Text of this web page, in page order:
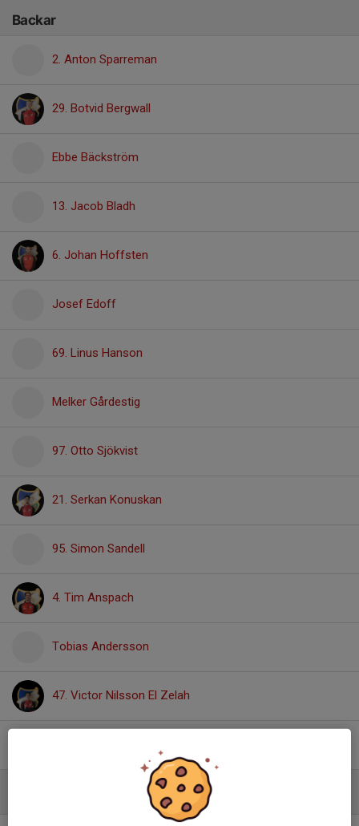
Backar
2. Anton Sparreman
29. Botvid Bergwall
Ebbe Bäckström
13. Jacob Bladh
6. Johan Hoffsten
Josef Edoff
69. Linus Hanson
Melker Gårdestig
97. Otto Sjökvist
21. Serkan Konuskan
95. Simon Sandell
4. Tim Anspach
Tobias Andersson
47. Victor Nilsson El Zelah